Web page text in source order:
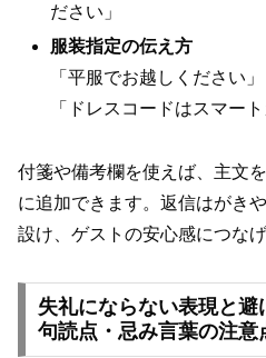
ださい」
服装指定の伝え方
「平服でお越しください」
「ドレスコードはスマー
付箋や備考欄を使えば、主文
に追加できます。返信はがき
設け、ゲストの安心感につなげ
失礼にならない表現と
句読点・忌み言葉の注意